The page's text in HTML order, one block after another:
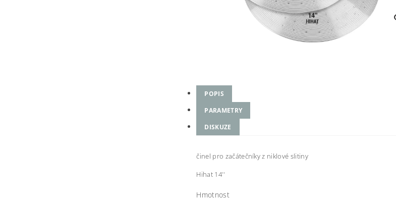
POPIS
PARAMETRY
DISKUZE
činel pro začátečníky z niklové slitiny
Hihat 14''
Hmotnost